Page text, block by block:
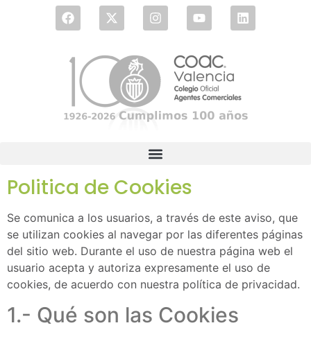
Politica de Cookies
Se comunica a los usuarios, a través de este aviso, que
se utilizan cookies al navegar por las diferentes páginas
del sitio web. Durante el uso de nuestra página web el
usuario acepta y autoriza expresamente el uso de
cookies, de acuerdo con nuestra política de privacidad.
1.- Qué son las Cookies